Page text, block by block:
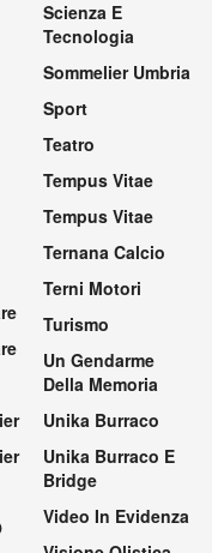
Scienza E
Tecnologia
Sommelier Umbria
Sport
Teatro
Tempus Vitae
Tempus Vitae
Ternana Calcio
Terni Motori
Turismo
Un Gendarme
Della Memoria
Unika Burraco
Unika Burraco E
Bridge
Video In Evidenza